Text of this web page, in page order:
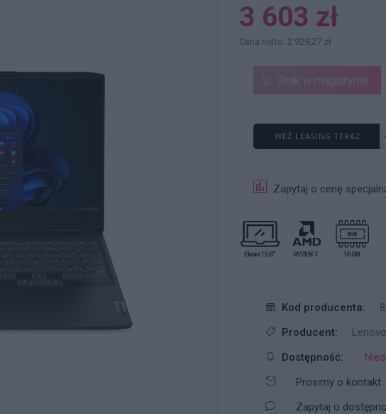
3 603 zł
Cena netto: 2 929,27 zł
Brak w magazynie
WEŹ LEASING TERAZ
Zapytaj o cenę
Kod producenta:
Producent:
Lenovo
Dostępność:
Prosimy o kontakt
Zapytaj o